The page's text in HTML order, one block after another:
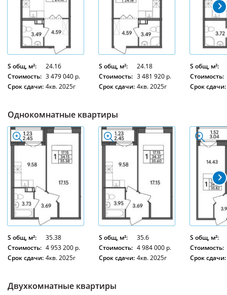
S общ, м²:
24.16
Стоимость: 3 479 040 р.
Срок сдачи: 4кв. 2025г
S общ, м²:
24.18
Стоимость: 3 481 920 р.
Срок сдачи: 4кв. 2025г
S общ, м²:
Стоимость:
Срок сдачи:
Однокомнатные квартиры
S общ, м²:
35.38
Стоимость: 4 953 200 р.
Срок сдачи: 4кв. 2025г
S общ, м²:
35.6
Стоимость: 4 984 000 р.
Срок сдачи: 4кв. 2025г
S общ, м²:
Стоимость:
Срок сдачи:
Двухкомнатные квартиры